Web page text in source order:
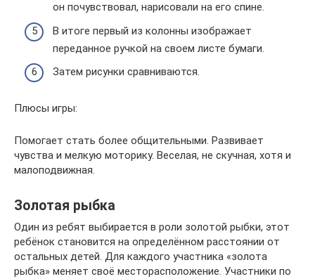
он почувствовал, нарисовали на его спине.
В итоге первый из колонны изображает
переданное ручкой на своем листе бумаги.
Затем рисунки сравниваются.
Плюсы игры:
Помогает стать более общительными. Развивает
чувства и мелкую моторику. Веселая, не скучная, хотя и
малоподвижная.
Золотая рыбка
Один из ребят выбирается в роли золотой рыбки, этот
ребёнок становится на определённом расстоянии от
остальных детей. Для каждого участника «золота
рыбка» меняет своё месторасположение. Участники по